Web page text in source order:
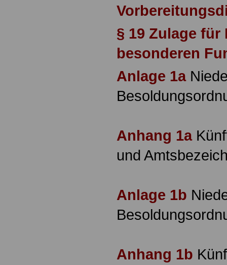
§ 19 Zulage
besonderen
Anlage 1a
Anhang 1a
und
Anlage 1b
Anhang 1b